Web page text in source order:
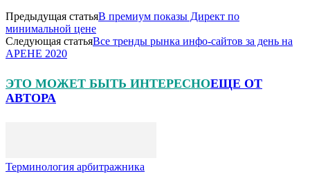
Предыдущая статьяВ премиум показы Директ по
минимальной цене
Следующая статьяВсе тренды рынка инфо-сайтов за день на
АРЕНЕ 2020
ЭТО МОЖЕТ БЫТЬ ИНТЕРЕСНОЕЩЕ ОТ
АВТОРА
Терминология арбитражника